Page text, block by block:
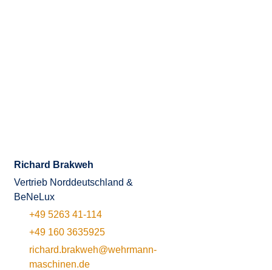
Richard Brakweh
Vertrieb Norddeutschland &
BeNeLux
+49 5263 41-114
+49 160 3635925
richard.brakweh@wehrmann-
maschinen.de